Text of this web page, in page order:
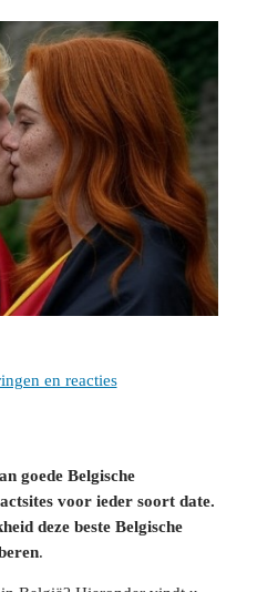
en reacties
goede Belgische
voor ieder soort date.
deze beste Belgische
.